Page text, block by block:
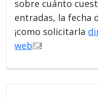
sobre cuánto
entradas, la fecha
¡como solicitarla
web
!